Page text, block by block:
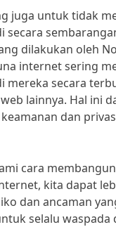
juga untuk tidak
secara
dilakukan oleh
internet sering
mereka secara
lainnya. Hal ini
dan
cara
kita dapat
dan ancaman
selalu waspada